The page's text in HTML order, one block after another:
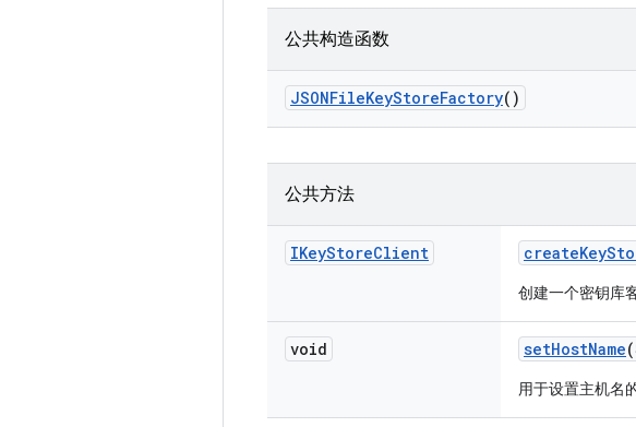
公共构造函数
JSONFileKeyStoreFactory()
公共方法
IKeyStoreClient createKey
创建一个密钥库
void setHostName
用于设置主机名